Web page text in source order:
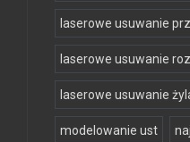
laserowe usuwanie
laserowe usuwanie
laserowe usuwanie
modelowanie ust